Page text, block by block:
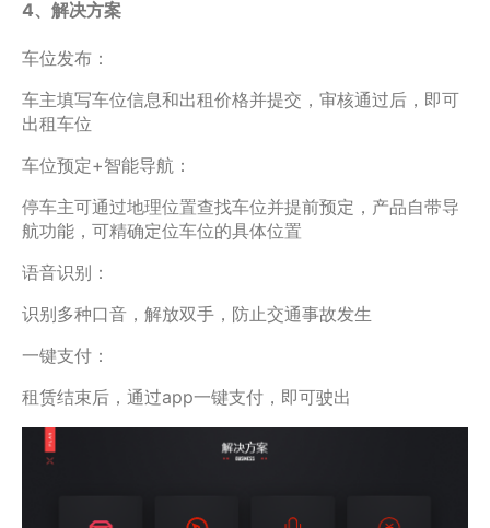
4、解决方案
车位发布：
车主填写车位信息和出租价格并提交，审核通过后，即可
出租车位
车位预定+智能导航：
停车主可通过地理位置查找车位并提前预定，产品自带导
航功能，可精确定位车位的具体位置
语音识别：
识别多种口音，解放双手，防止交通事故发生
一键支付：
租赁结束后，通过app一键支付，即可驶出